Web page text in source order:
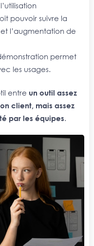
pouvoir suivre la
l’augmentation de
permet
les usages.
entre un outil assez
client, mais assez
par les équipes